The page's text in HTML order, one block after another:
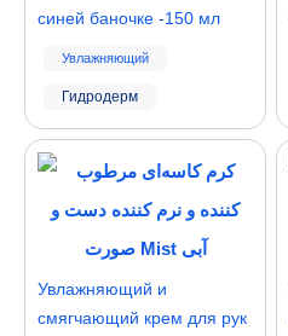
Гидродерм
синей баночке -150 мл
Увлажняющий
Увлажняющий и
смягчающий крем для рук